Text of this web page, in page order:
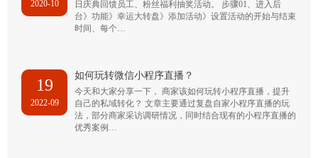
2020-10
日庆典回馈员工、粉丝福利抽奖活动。 步骤01、进入后
台》功能》幸运大转盘》添加活动》设置活动的开始与结束
时间、每个…
19
2022-09
如何玩转微信小程序直播？
今天和大家分享一下， 商家该如何玩转小程序直播，提升
自己的私域转化？ 文章主要通过复盘自家小程序直播的玩
法，部分商家采访调研情况，同时结合现有的小程序直播的
优秀案例…